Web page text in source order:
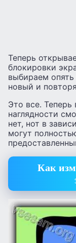
Теперь
блокировки
выбираем
новый и
Это все.
наглядности
нет, нот в
могут
Как